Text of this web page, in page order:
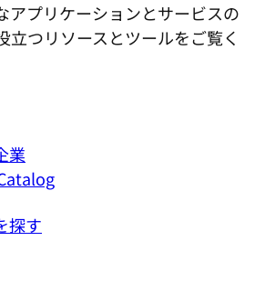
アプリケーションとサービスの
立つリソースとツールをご覧く
業
探す